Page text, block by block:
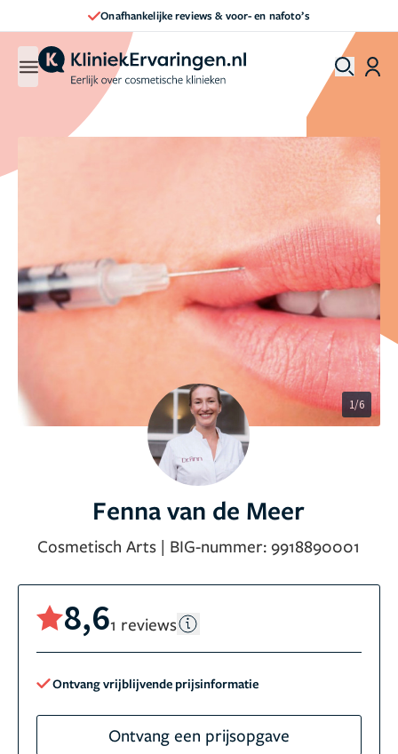
Onafhankelijke reviews & voor- en nafoto’s
1/6
Fenna van de Meer
Cosmetisch Arts | BIG-nummer:9918890001
8,61 reviews
Ontvang vrijblijvende prijsinformatie
Ontvang een prijsopgave